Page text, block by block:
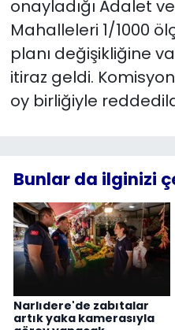
onayladığı Adalet
Mahalleleri 1/1000
planı değişikliğine
itiraz geldi.
oy birliğiyle
Bunlar da ilginizi
Narlıdere'de zabıtalar
artık yaka kamerasıyla